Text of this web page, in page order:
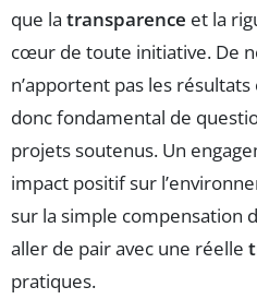
que la transparence et la
cœur de toute initiative. De
n’apportent pas les
donc fondamental de
projets soutenus. Un
impact positif sur
sur la simple compensation
aller de pair avec une réelle
pratiques.